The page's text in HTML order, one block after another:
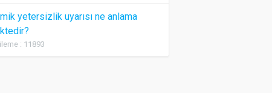
yetersizlik uyarısı ne anlama
: 11893